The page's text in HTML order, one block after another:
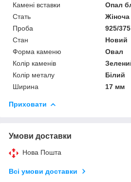
Камені вставки
Опал
Стать
Жіноча
Проба
925/375
Стан
Новий
Форма каменю
Овал
Колір каменів
Колір металу
Білий
Ширина
17 мм
Приховати
Умови доставки
Нова Пошта
Всі умови доставки